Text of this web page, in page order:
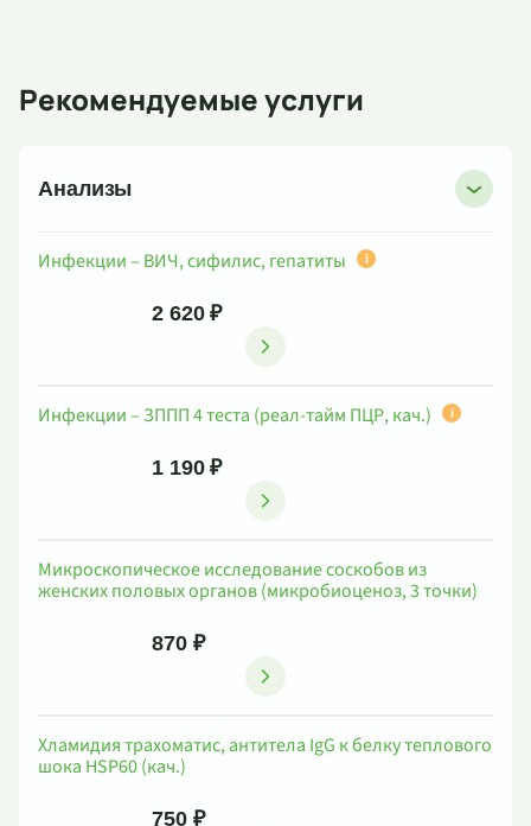
Рекомендуемые услуги
Анализы
Инфекции – ВИЧ, сифилис, гепатиты i
2 620 ₽
Инфекции – ЗППП 4 теста (реал-тайм ПЦР, кач.) i
1 190 ₽
Микроскопическое исследование соскобов из
женских половых органов (микробиоценоз, 3 точки)
870 ₽
Хламидия трахоматис, антитела IgG к белку теплового
шока HSP60 (кач.)
750 ₽